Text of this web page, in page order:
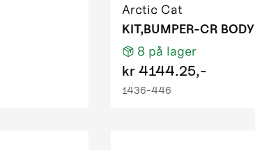
2011 700 PS EFT IPM desert red
2011 700 TRV PS EFT green metallic
2011 700 TRV RED light
2011 XC 450 EFT IPM black
Arctic Cat
KIT,BUMPER-CR BODY
8 på lager
kr4144.25,-
1436-446